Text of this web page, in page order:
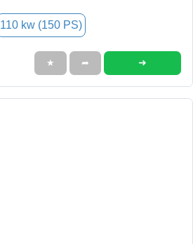
110 kw (150 PS)
★ ➦ ➜